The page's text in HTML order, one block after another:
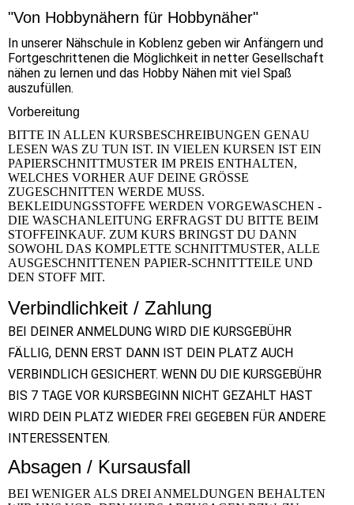
"Von Hobbynähern für Hobbynäher"
In unserer Nähschule in Koblenz geben wir Anfängern und
Fortgeschrittenen die Möglichkeit in netter Gesellschaft
nähen zu lernen und das Hobby Nähen mit viel Spaß
auszufüllen.
Vorbereitung
BITTE IN ALLEN KURSBESCHREIBUNGEN GENAU
LESEN WAS ZU TUN IST. IN VIELEN KURSEN IST EIN
PAPIERSCHNITTMUSTER IM PREIS ENTHALTEN,
WELCHES VORHER AUF DEINE GRÖSSE
ZUGESCHNITTEN WERDE MUSS.
BEKLEIDUNGSSTOFFE WERDEN VORGEWASCHEN -
DIE WASCHANLEITUNG ERFRAGST DU BITTE BEIM
STOFFEINKAUF. ZUM KURS BRINGST DU DANN
SOWOHL DAS KOMPLETTE SCHNITTMUSTER, ALLE
AUSGESCHNITTENEN PAPIER-SCHNITTTEILE UND
DEN STOFF MIT.
Verbindlichkeit / Zahlung
BEI DEINER ANMELDUNG WIRD DIE KURSGEBÜHR
FÄLLIG, DENN ERST DANN IST DEIN PLATZ AUCH
VERBINDLICH GESICHERT. WENN DU DIE KURSGEBÜHR
BIS 7 TAGE VOR KURSBEGINN NICHT GEZAHLT HAST
WIRD DEIN PLATZ WIEDER FREI GEGEBEN FÜR ANDERE
INTERESSENTEN.
Absagen / Kursausfall
BEI WENIGER ALS DREI ANMELDUNGEN BEHALTEN